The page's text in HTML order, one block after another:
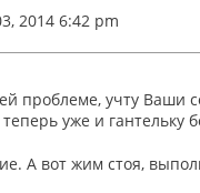
2014 6:42 pm
проблеме, учту Ваши
уже и гантельку
А вот жим стоя,